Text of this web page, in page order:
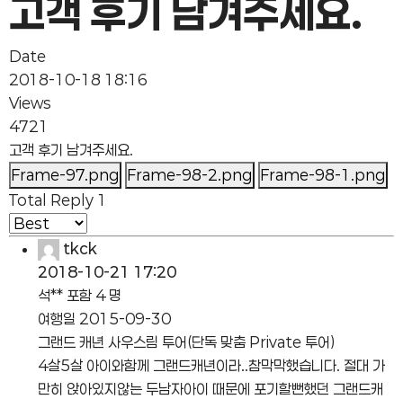
고객 후기 남겨주세요.
Date
2018-10-18 18:16
Views
4721
고객 후기 남겨주세요.
Frame-97.png Frame-98-2.png Frame-98-1.png
Total Reply 1
tkck
2018-10-21 17:20
석** 포함 4 명
여행일 2015-09-30
그랜드 캐년 사우스림 투어(단독 맞춤 Private 투어)
4살5살 아이와함께 그랜드캐년이라..참막막했습니다. 절대 가
만히 앉아있지않는 두남자아이 때문에 포기할뻔했던 그랜드캐